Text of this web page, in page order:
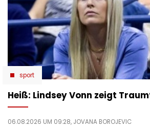
sport
Heiß: Lindsey Vonn zeigt
06.08.2026 UM 09:28, JOVANA BOROJEVIC